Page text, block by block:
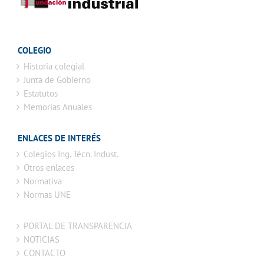
COLEGIO
Historia colegial
Junta de Gobierno
Estatutos
Memorias Anuales
ENLACES DE INTERÉS
Colegios Ing. Técn. Indust.
Otros enlaces
Normativa
Normas UNE
PORTAL DE TRANSPARENCIA
NOTICIAS
CONTACTO